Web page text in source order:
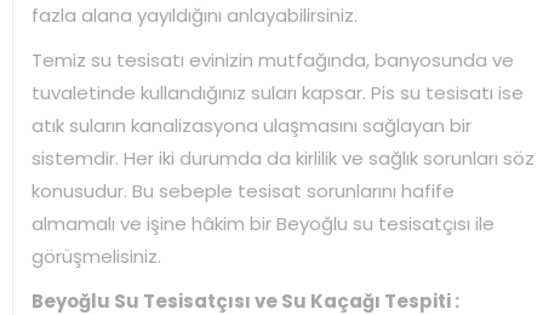
fazla alana yayıldığını anlayabilirsiniz.
Temiz su tesisatı evinizin mutfağında, banyosunda ve
tuvaletinde kullandığınız suları kapsar. Pis su tesisatı ise
atık suların kanalizasyona ulaşmasını sağlayan bir
sistemdir. Her iki durumda da kirlilik ve sağlık sorunları söz
konusudur. Bu sebeple tesisat sorunlarını hafife
almamalı ve işine hâkim bir Beyoğlu su tesisatçısı ile
görüşmelisiniz.
Beyoğlu Su Tesisatçısı ve Su Kaçağı Tespiti :